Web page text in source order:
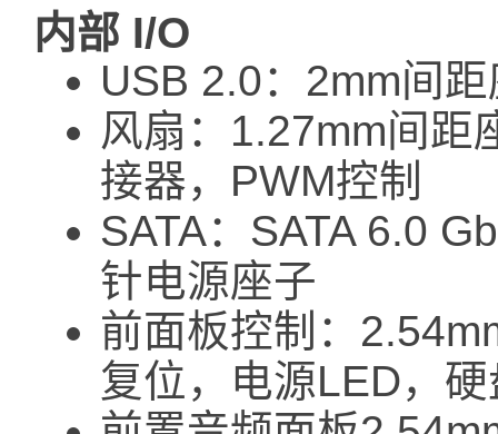
内部 I/O
USB 2.0：2mm间
风扇：1.27mm间距
接器，PWM控制
SATA：SATA 6.0
针电源座子
前面板控制：
复位，电源LED，